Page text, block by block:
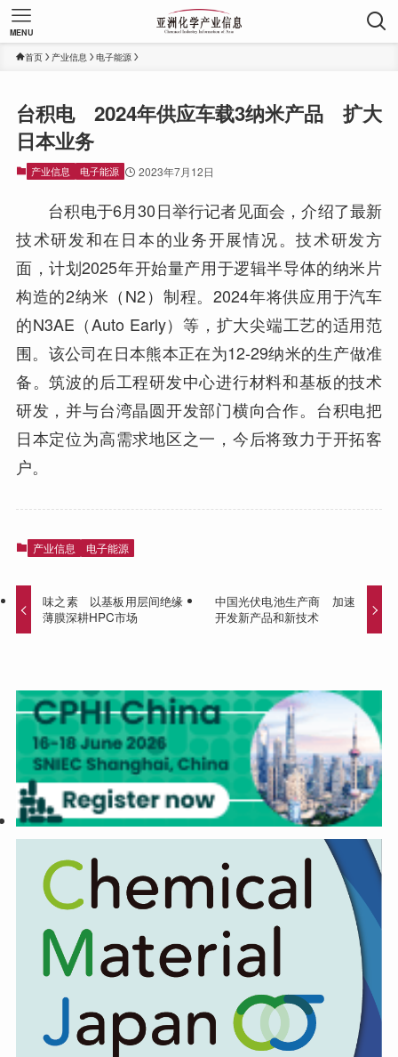
MENU
首页 产业信息 电子能源
台积电 2024年供应车载3纳米产品 扩大
日本业务
产业信息 电子能源 2023年7月12日
台积电于6月30日举行记者见面会，介绍了最新
技术研发和在日本的业务开展情况。技术研发方
面，计划2025年开始量产用于逻辑半导体的纳米片
构造的2纳米（N2）制程。2024年将供应用于汽车
的N3AE（Auto Early）等，扩大尖端工艺的适用范
围。该公司在日本熊本正在为12-29纳米的生产做准
备。筑波的后工程研发中心进行材料和基板的技术
研发，并与台湾晶圆开发部门横向合作。台积电把
日本定位为高需求地区之一，今后将致力于开拓客
户。
产业信息 电子能源
味之素 以基板用层间绝缘
薄膜深耕HPC市场
中国光伏电池生产商 加速
开发新产品和新技术